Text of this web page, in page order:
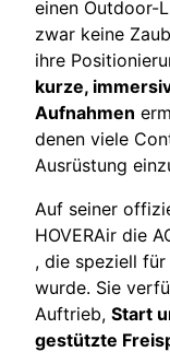
einen Outdoor-
zwar keine
ihre
kurze,
Aufnahmen
denen viele
Ausrüstung
Auf seiner
HOVERAir die
, die speziell
wurde. Sie
Auftrieb, Start
gestützte